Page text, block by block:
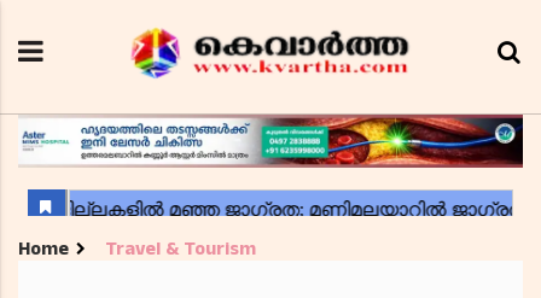
Home Travel & Tourism